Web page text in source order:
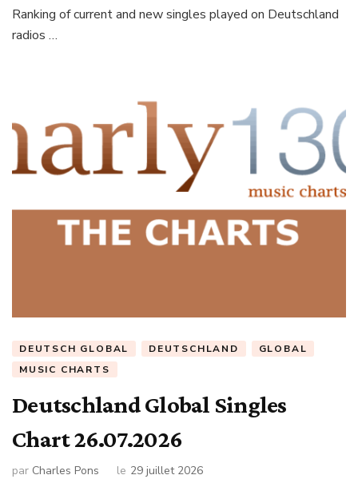
Ranking of current and new singles played on Deutschland
radios …
DEUTSCH GLOBAL DEUTSCHLAND
GLOBAL
MUSIC CHARTS
Deutschland Global Singles
Chart 26.07.2026
par Charles Pons le 29 juillet 2026